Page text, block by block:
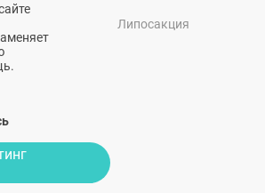
Липосакция